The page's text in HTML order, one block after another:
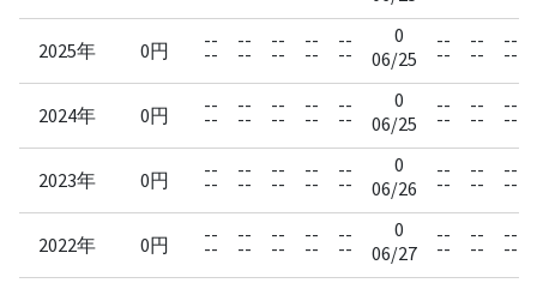
2025年 0円 --
--
--
--
--
--
--
--
--
--
0
06/25
--
--
--
--
--
--
2024年 0円 --
--
--
--
--
--
--
--
--
--
0
06/25
--
--
--
--
--
--
2023年 0円 --
--
--
--
--
--
--
--
--
--
0
06/26
--
--
--
--
--
--
2022年 0円 --
--
--
--
--
--
--
--
--
--
0
06/27
--
--
--
--
--
--